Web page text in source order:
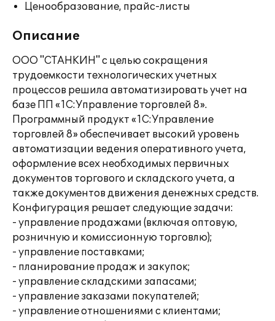
Ценообразование, прайс-листы
Описание
ООО "СТАНКИН" с целью сокращения
трудоемкости технологических учетных
процессов решила автоматизировать учет на
базе ПП «1С:Управление торговлей 8».
Программный продукт «1С:Управление
торговлей 8» обеспечивает высокий уровень
автоматизации ведения оперативного учета,
оформление всех необходимых первичных
документов торгового и складского учета, а
также документов движения денежных средств.
Конфигурация решает следующие задачи:
- управление продажами (включая оптовую,
розничную и комиссионную торговлю);
- управление поставками;
- планирование продаж и закупок;
- управление складскими запасами;
- управление заказами покупателей;
- управление отношениями с клиентами;